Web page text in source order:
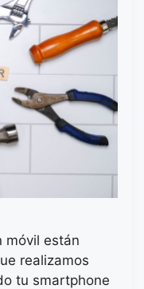
móvil están
realizamos
tu smartphone